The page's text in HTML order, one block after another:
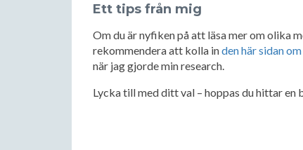
Ett tips från mig
Om du är nyfiken på att läsa mer om olika
rekommendera att kolla inden här sidan
när jag gjorde min research.
Lycka till med ditt val – hoppas du hittar en